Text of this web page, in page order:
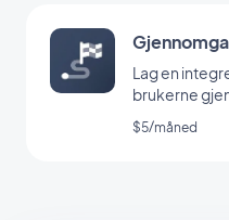
Lag en
brukerne
av appen din
$5/måned